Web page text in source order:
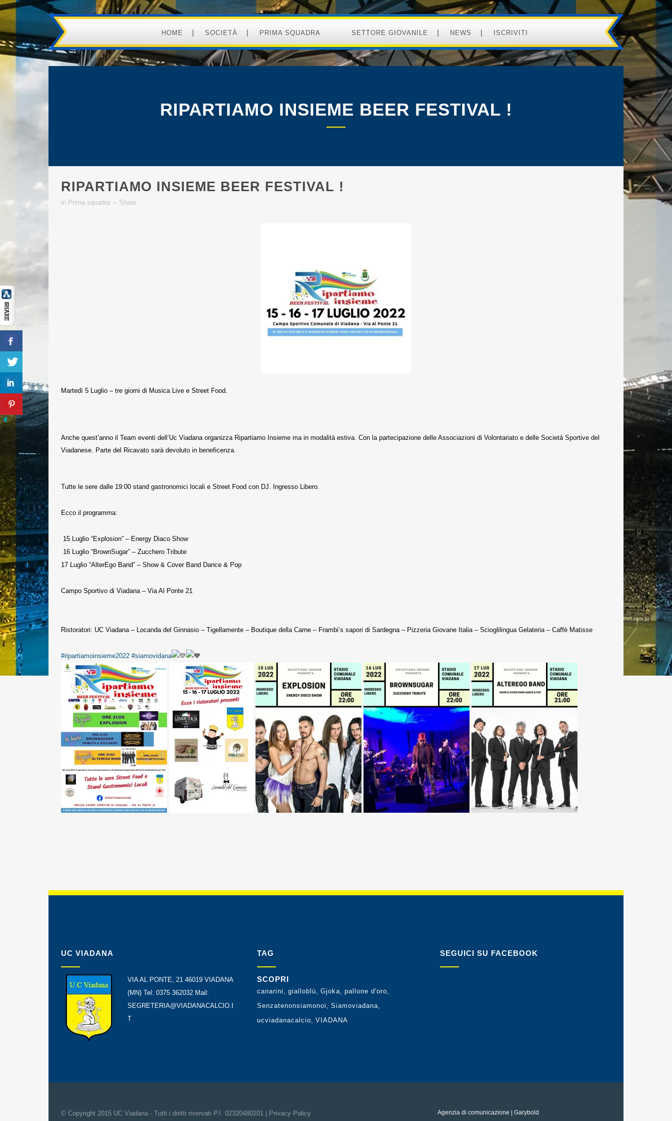
HOME SOCIETÀ PRIMA SQUADRA SETTORE GIOVANILE NEWS ISCRIVITI
RIPARTIAMO INSIEME BEER FESTIVAL !
RIPARTIAMO INSIEME BEER FESTIVAL !
in Prima squadra Share
Martedì 5 Luglio – tre giorni di Musica Live e Street Food.
Anche quest’anno il Team eventi dell’Uc Viadana organizza Ripartiamo Insieme ma in modalità estiva. Con la partecipazione delle Associazioni di Volontariato e delle Società Sportive del
Viadanese. Parte del Ricavato sarà devoluto in beneficenza.
Tutte le sere dalle 19:00 stand gastronomici locali e Street Food con DJ. Ingresso Libero.
Ecco il programma:
15 Luglio “Explosion” – Energy Diaco Show
16 Luglio “BrownSugar” – Zucchero Tribute
17 Luglio “AlterEgo Band” – Show & Cover Band Dance & Pop
Campo Sportivo di Viadana – Via Al Ponte 21
Ristoratori: UC Viadana – Locanda del Ginnasio – Tigellamente – Boutique della Carne – Frambi’s sapori di Sardegna – Pizzeria Giovane Italia – Scioglilingua Gelateria – Caffè Matisse
#ripartiamoinsieme2022 #siamovidana
UC VIADANA
VIA AL PONTE, 21 46019 VIADANA
(MN) Tel: 0375 362032 Mail:
SEGRETERIA@VIADANACALCIO.I
T
TAG
SCOPRI
canarini gialloblù Gjoka
pallone d'oro
Senzatenonsiamonoi
Siamoviadana
ucviadanacalcio
VIADANA
SEGUICI SU FACEBOOK
© Copyright 2015 UC Viadana - Tutti i diritti riservati P.I. 02320480201 | Privacy Policy Agenzia di comunicazione | Garybold